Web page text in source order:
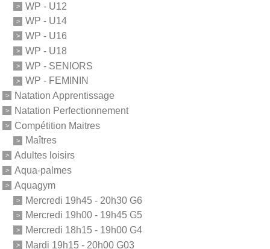
WP - U12
WP - U14
WP - U16
WP - U18
WP - SENIORS
WP - FEMININ
Natation Apprentissage
Natation Perfectionnement
Compétition Maitres
Maîtres
Adultes loisirs
Aqua-palmes
Aquagym
Mercredi 19h45 - 20h30 G6
Mercredi 19h00 - 19h45 G5
Mercredi 18h15 - 19h00 G4
Mardi 19h15 - 20h00 G03